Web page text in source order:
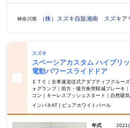
神奈川県 （株）スズキ自販湘南 スズキア
スズキ
スペーシアカスタム ハイブ
電動パワースライドドア
ＥＴＣ｜全車速追従式アダプティブクルー
ォグランプ｜前方・後方衝突軽減ブレーキ
コン｜キーレスプッシュスタート｜自然吸
インパネAT | ピュアホワイトパール
年式